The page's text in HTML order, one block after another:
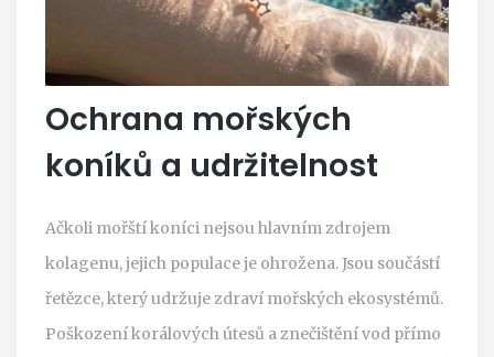
Ochrana mořských
koníků a udržitelnost
Ačkoli mořští koníci nejsou hlavním zdrojem
kolagenu, jejich populace je ohrožena. Jsou součástí
řetězce, který udržuje zdraví mořských ekosystémů.
Poškození korálových útesů a znečištění vod přímo